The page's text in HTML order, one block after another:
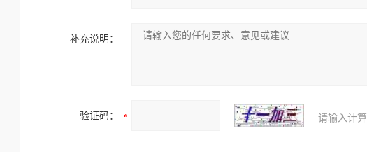
补充说明：
验证码： 请输入计